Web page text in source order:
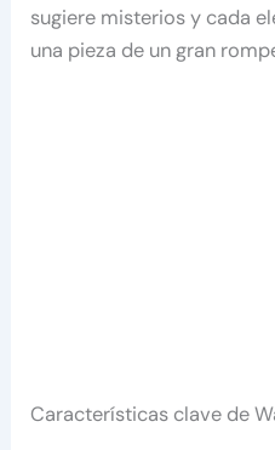
sugiere misterios y cada
una pieza de un gran
Características clave de